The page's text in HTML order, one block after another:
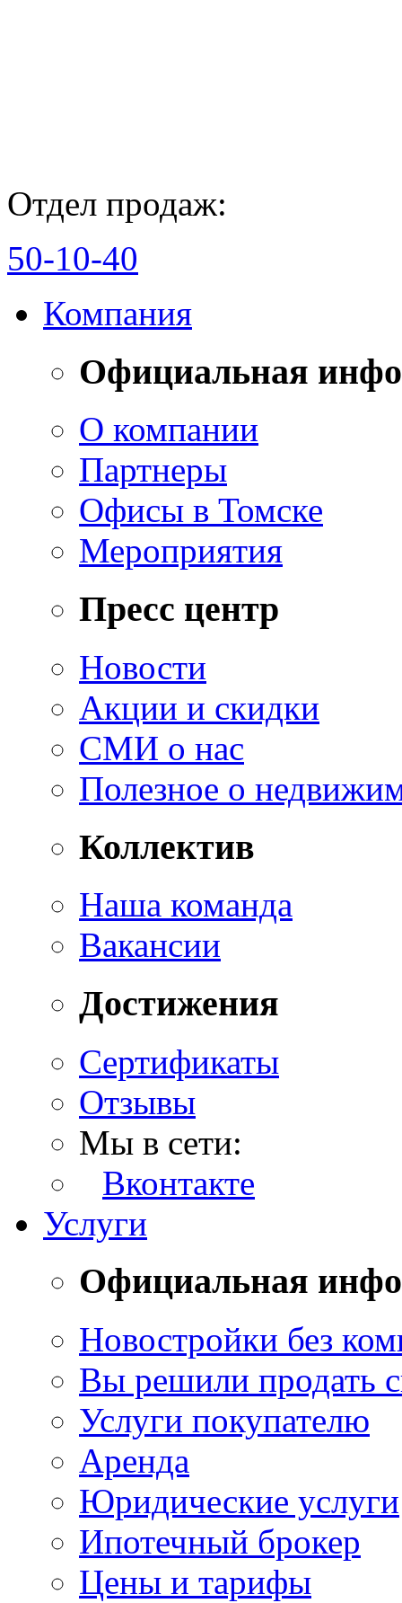
Отдел продаж:
50-10-40
Компания
Официальная
О компании
Партнеры
Офисы в Томске
Мероприятия
Пресс центр
Новости
Акции и скидки
СМИ о нас
Полезное о
Коллектив
Наша команда
Вакансии
Достижения
Сертификаты
Отзывы
Мы в сети:
Вконтакте
Услуги
Официальная
Новостройки без
Вы решили продать
Услуги покупателю
Аренда
Юридические услуги
Ипотечный брокер
Цены и тарифы